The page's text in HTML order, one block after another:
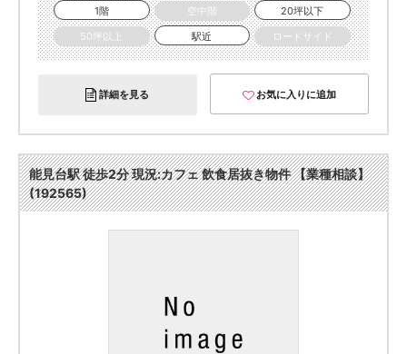
1階
空中階
20坪以下
50坪以上
駅近 ロードサイド
詳細を見る お気に入りに追加
能見台駅 徒歩2分 現況:カフェ 飲食居抜き物件 【業種相談】
(192565)